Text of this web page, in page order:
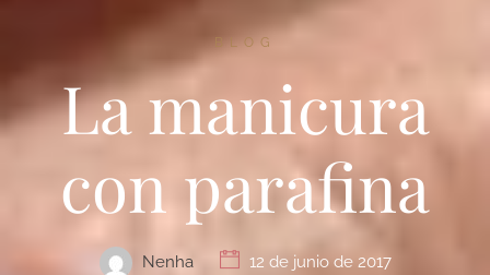
BLOG
La manicura
con parafina
Nenha 12 de junio de 2017